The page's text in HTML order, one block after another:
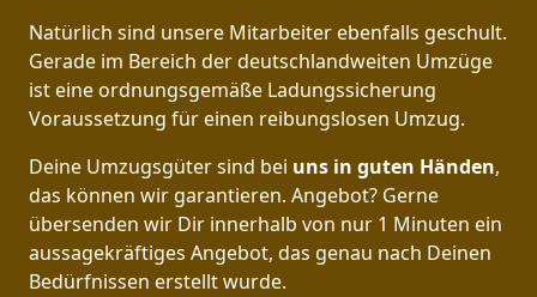
Natürlich sind unsere Mitarbeiter ebenfalls geschult.
Gerade im Bereich der deutschlandweiten Umzüge
ist eine ordnungsgemäße Ladungssicherung
Voraussetzung für einen reibungslosen Umzug.
Deine Umzugsgüter sind bei uns in guten Händen,
das können wir garantieren. Angebot? Gerne
übersenden wir Dir innerhalb von nur 1 Minuten ein
aussagekräftiges Angebot, das genau nach Deinen
Bedürfnissen erstellt wurde.